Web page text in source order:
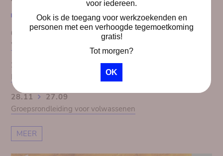
01.10
Workshop Dekolonisatie van Kuumba
28.11
Het Congopanorama 1913. Koloniale illusie doorprikt
28.11
27.09
Groepsrondleiding voor volwassenen
MEER
voor iedereen.
Ook is de toegang voor werkzoekenden en
personen met een verhoogde tegemoetkoming
gratis!
Tot morgen?
OK